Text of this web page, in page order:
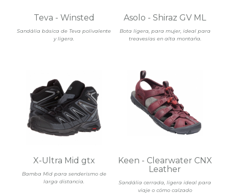
Sandália básica de Teva polivalente
y ligera.
Teva - Winsted
Bota ligera, para mujer, ideal para
treavesías en alta montaña.
Asolo - Shiraz GV ML
Bamba Mid para senderismo de
larga distancia.
X-Ultra Mid gtx
Sandália cerrada, ligera ideal para
viaje o cómo calzado
Keen - Clearwater CNX
Leather